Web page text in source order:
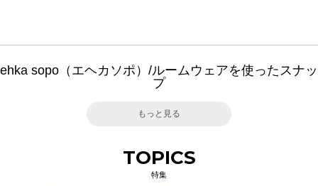
ehka sopo（エヘカソポ）/ルームウェアを使ったスナッ
プ
もっと見る
TOPICS
特集